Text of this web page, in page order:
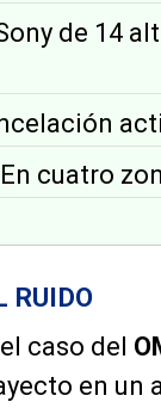
de 14
cuatro
RUIDO
caso del
en